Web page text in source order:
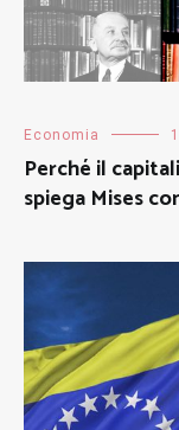
Economia
Perché il
spiega Mises